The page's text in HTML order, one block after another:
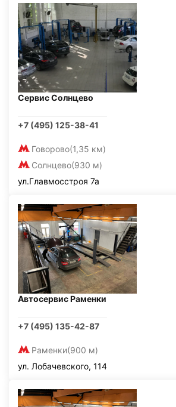
Сервис Солнцево
+7 (495) 125-38-41
Говорово(1,35 км)
Солнцево(930 м)
ул.Главмосстроя 7а
Автосервис Раменки
+7 (495) 135-42-87
Раменки(900 м)
ул. Лобачевского, 114